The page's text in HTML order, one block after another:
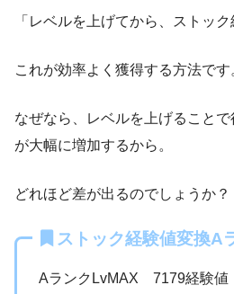
「レベルを上げてから、ストッ
これが効率よく獲得する方法です
なぜなら、レベルを上げること
が大幅に増加するから。
どれほど差が出るのでしょうか？
ストック経験値変換A
AランクLvMAX 7179経験値